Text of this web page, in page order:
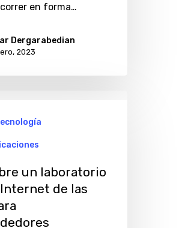
en forma…
Dergarabedian
2023
un laboratorio
Internet de las